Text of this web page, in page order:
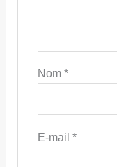
Nom *
E-mail *